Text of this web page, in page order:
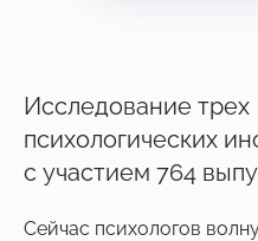
Исследование трех
психологических
с участием 764
Сейчас психологов